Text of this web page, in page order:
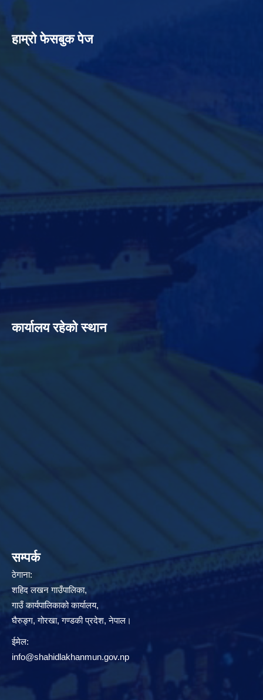
हाम्रो फेसबुक पेज
कार्यालय रहेको स्थान
सम्पर्क
ठेगाना:
शहिद लखन गाउँपालिका,
गाउँ कार्यपालिकाको कार्यालय,
घैरुङ्ग, गोरखा, गण्डकी प्रदेश, नेपाल।
ईमेल:
info@shahidlakhanmun.gov.np